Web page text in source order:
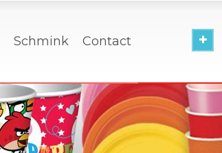
Schmink Contact